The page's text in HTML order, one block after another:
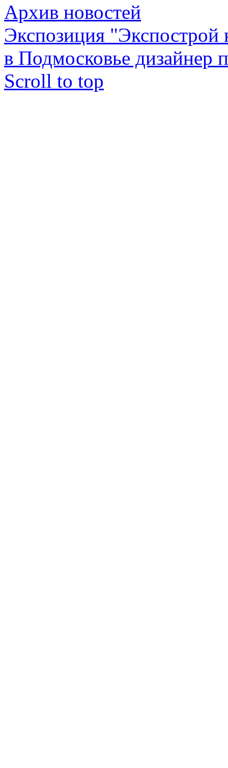
Архив новостей
Экспозиция
в Подмосковье дизайнер
Scroll to top